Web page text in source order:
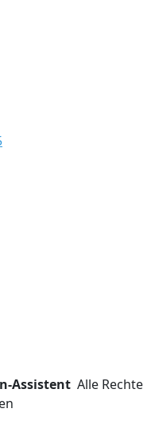
Assistent Alle Rechte